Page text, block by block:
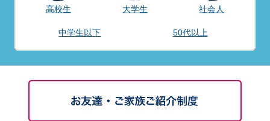
高校生 大学生 社会人
中学生以下 50代以上